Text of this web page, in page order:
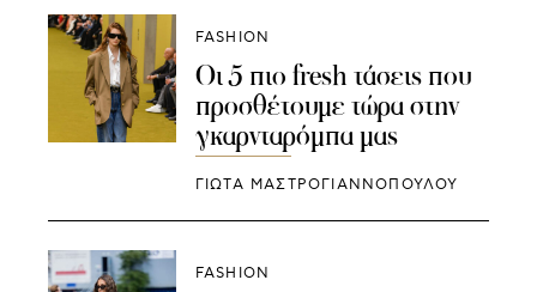
FASHION
Οι 5 πιο fresh τάσεις που
προσθέτουμε τώρα στην
γκαρνταρόμπα μας
ΓΙΩΤΑ ΜΑΣΤΡΟΓΙΑΝΝΟΠΟΥΛΟΥ
FASHION